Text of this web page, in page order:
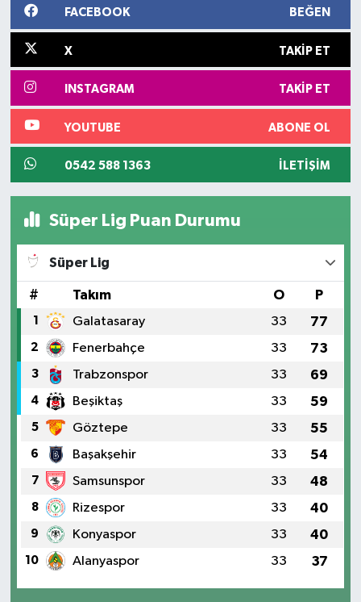
FACEBOOK BEĞEN
X TAKIP ET
INSTAGRAM TAKIP ET
YOUTUBE ABONE OL
0542 588 1363 İLETIŞIM
Süper Lig Puan Durumu
Süper Lig
# Takım O P
1 Galatasaray 33 77
2 Fenerbahçe 33 73
3 Trabzonspor 33 69
4 Beşiktaş 33 59
5 Göztepe 33 55
6 Başakşehir 33 54
7 Samsunspor 33 48
8 Rizespor 33 40
9 Konyaspor 33 40
10 Alanyaspor 33 37